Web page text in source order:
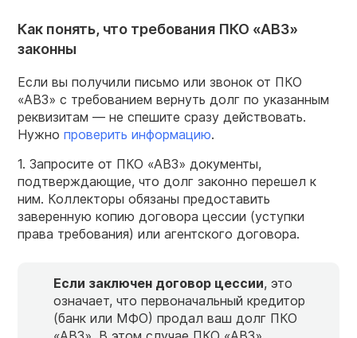
Как понять, что требования ПКО «АВЗ»
законны
Если вы получили письмо или звонок от ПКО
«АВЗ» с требованием вернуть долг по указанным
реквизитам — не спешите сразу действовать.
Нужно проверить информацию.
1. Запросите от ПКО «АВЗ» документы,
подтверждающие, что долг законно перешел к
ним. Коллекторы обязаны предоставить
заверенную копию договора цессии (уступки
права требования) или агентского договора.
Если заключен договор цессии, это
означает, что первоначальный кредитор
(банк или МФО) продал ваш долг ПКО